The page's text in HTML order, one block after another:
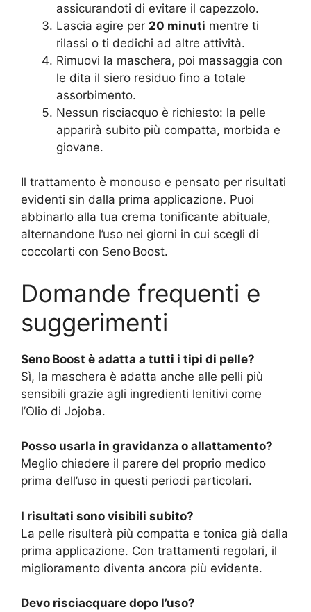
assicurandoti di evitare il capezzolo.
Lascia agire per 20 minuti mentre ti
rilassi o ti dedichi ad altre attività.
Rimuovi la maschera, poi massaggia con
le dita il siero residuo fino a totale
assorbimento.
Nessun risciacquo è richiesto: la pelle
apparirà subito più compatta, morbida e
giovane.
Il trattamento è monouso e pensato per risultati
evidenti sin dalla prima applicazione. Puoi
abbinarlo alla tua crema tonificante abituale,
alternandone l’uso nei giorni in cui scegli di
coccolarti con Seno Boost.
Domande frequenti e
suggerimenti
Seno Boost è adatta a tutti i tipi di pelle?
Sì, la maschera è adatta anche alle pelli più
sensibili grazie agli ingredienti lenitivi come
l’Olio di Jojoba.
Posso usarla in gravidanza o allattamento?
Meglio chiedere il parere del proprio medico
prima dell’uso in questi periodi particolari.
I risultati sono visibili subito?
La pelle risulterà più compatta e tonica già dalla
prima applicazione. Con trattamenti regolari, il
miglioramento diventa ancora più evidente.
Devo risciacquare dopo l’uso?